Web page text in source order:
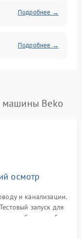
Подробнее →
Подробнее →
Подробнее →
машины Beko
осмотр
и канализации.
запуск для
или сбоев в работе